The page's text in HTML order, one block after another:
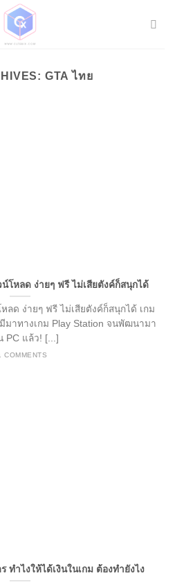
GTA ไทย
โหลด ง่ายๆ ฟรี ไม่เสียตังค์ก็สนุกได้
ลด ง่ายๆ ฟรี ไม่เสียตังค์ก็สนุกได้ เกม
มาทางเกม Play Station จนพัฒนามา
PC แล้ว! [...]
COMMENTS
ำไงให้ได้เงินในเกม ต้องทำยังไง